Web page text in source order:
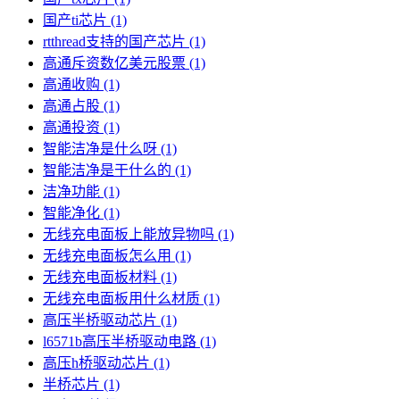
国产ti芯片 (1)
rtthread支持的国产芯片 (1)
高通斥资数亿美元股票 (1)
高通收购 (1)
高通占股 (1)
高通投资 (1)
智能洁净是什么呀 (1)
智能洁净是干什么的 (1)
洁净功能 (1)
智能净化 (1)
无线充电面板上能放异物吗 (1)
无线充电面板怎么用 (1)
无线充电面板材料 (1)
无线充电面板用什么材质 (1)
高压半桥驱动芯片 (1)
l6571b高压半桥驱动电路 (1)
高压h桥驱动芯片 (1)
半桥芯片 (1)